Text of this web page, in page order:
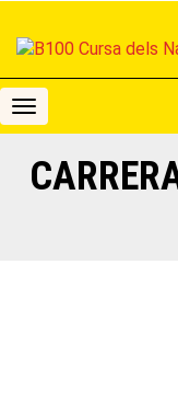
B100
Cursa
dels
Nassos